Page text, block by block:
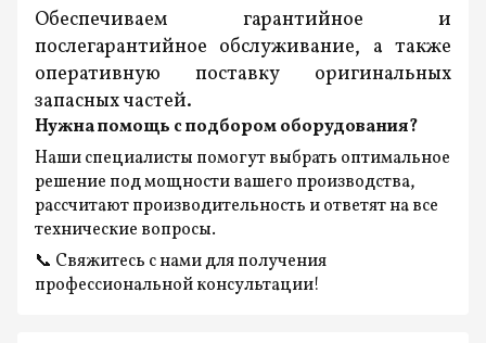
Обеспечиваем гарантийное и
послегарантийное обслуживание, а также
оперативную поставку оригинальных
запасных частей.
Нужна помощь с подбором оборудования?
Наши специалисты помогут выбрать оптимальное
решение под мощности вашего производства,
рассчитают производительность и ответят на все
технические вопросы.
📞 Свяжитесь с нами для получения
профессиональной консультации!